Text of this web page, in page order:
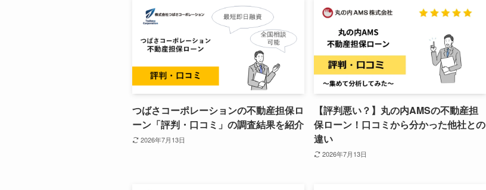
つばさコーポレーションの不動産担保ロ
ーン「評判・口コミ」の調査結果を紹介
2026年7月13日
【評判悪い？】丸の内AMSの不動産担
保ローン！口コミから分かった他社との
違い
2026年7月13日